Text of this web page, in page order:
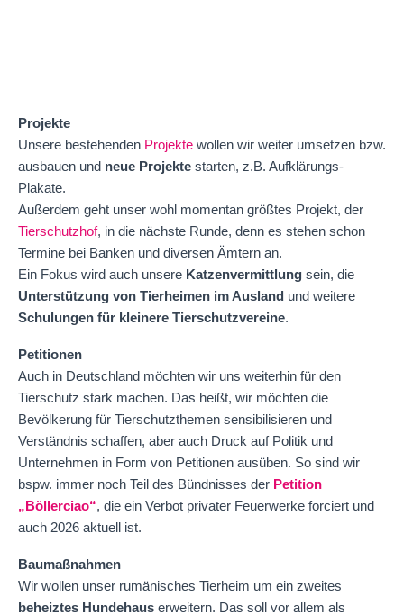
Projekte
Unsere bestehenden Projekte wollen wir weiter umsetzen bzw.
ausbauen und neue Projekte starten, z.B. Aufklärungs-
Plakate.
Außerdem geht unser wohl momentan größtes Projekt, der
Tierschutzhof, in die nächste Runde, denn es stehen schon
Termine bei Banken und diversen Ämtern an.
Ein Fokus wird auch unsere Katzenvermittlung sein, die
Unterstützung von Tierheimen im Ausland und weitere
Schulungen für kleinere Tierschutzvereine.
Petitionen
Auch in Deutschland möchten wir uns weiterhin für den
Tierschutz stark machen. Das heißt, wir möchten die
Bevölkerung für Tierschutzthemen sensibilisieren und
Verständnis schaffen, aber auch Druck auf Politik und
Unternehmen in Form von Petitionen ausüben. So sind wir
bspw. immer noch Teil des Bündnisses der Petition
„Böllerciao“, die ein Verbot privater Feuerwerke forciert und
auch 2026 aktuell ist.
Baumaßnahmen
Wir wollen unser rumänisches Tierheim um ein zweites
beheiztes Hundehaus erweitern. Das soll vor allem als